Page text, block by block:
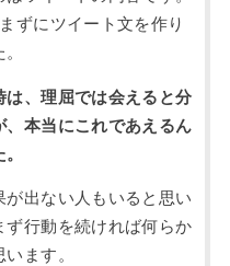
ずにツイート文を作り
は、理屈では会えると分
、本当にこれであえるん
が出ない人もいると思い
ず行動を続ければ何らか
ます。